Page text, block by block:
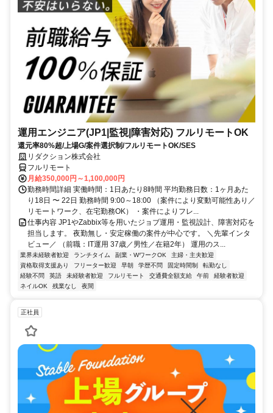
運用エンジニア(JP1|監視|障害対応) フルリモートOK
還元率80%超/上場G/案件選択制/フルリモートOK/SES
リダクション株式会社
フルリモート
月給350,000円～1,100,000円
勤務時間詳細 実働時間：1日あたり8時間 平均勤務日数：1ヶ月あた
り18日 〜 22日 勤務時間 9:00～18:00 （案件により変動可能性あり／
リモートワーク、在宅勤務OK） ・案件によりフレ...
仕事内容 JP1やZabbix等を用いたジョブ運用・監視設計、障害対応を
担当します。 夜勤無し・安定稼働の案件が中心です。 ＼先輩インタ
ビュー／ （前職：IT運用 37歳／男性／在籍2年） 運用のス...
業界未経験者歓迎 ランチタイム 副業・WワークOK
主婦・主夫歓迎
資格取得支援あり
フリーター歓迎 早朝 学歴不問 固定時間制
転勤なし
経験不問
英語 未経験者歓迎 フルリモート 交通費全額支給 午前
経験者歓迎
ネイルOK
残業なし 夜間
正社員